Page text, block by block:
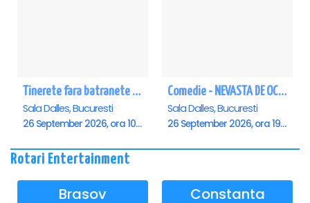
Tinerete fara batranete si viata fara de moarte
Sala Dalles, Bucuresti
26 September 2026, ora 10:30
Comedie - NEVASTA DE OCAZIE !!!
Sala Dalles, Bucuresti
26 September 2026, ora 19:00
Rotari Entertainment
Brasov Constanta